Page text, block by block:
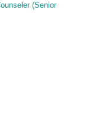
(Senior